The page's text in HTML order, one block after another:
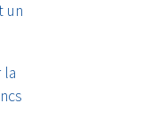
un
la